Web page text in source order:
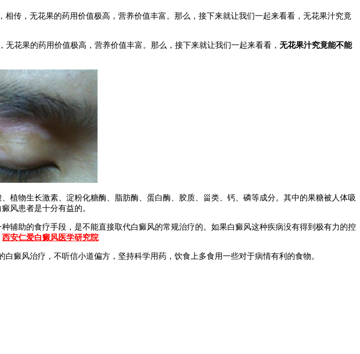
传，无花果的药用价值极高，营养价值丰富。那么，接下来就让我们一起来看看，无花果汁究竟
无花果的药用价值极高，营养价值丰富。那么，接下来就让我们一起来看看， 无花果汁究竟能不能
物生长激素、淀粉化糖酶、脂肪酶、蛋白酶、胶质、甾类、钙、磷等成分。其中的果糖被人体吸
风患者是十分有益的。
助的食疗手段，是不能直接取代白癜风的常规治疗的。如果白癜风这种疾病没有得到极有力的控
西安仁爱白癜风医学研究院
白癜风治疗，不听信小道偏方，坚持科学用药，饮食上多食用一些对于病情有利的食物。